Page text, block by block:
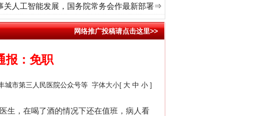
关人工智能发展，国务院常务会作最新部署⇒
网络推广投稿请点击这里>>
报：免职
城市第三人民医院公众号等 字体大小[ 大 中 小 ]
，在喝了酒的情况下还在值班，病人看